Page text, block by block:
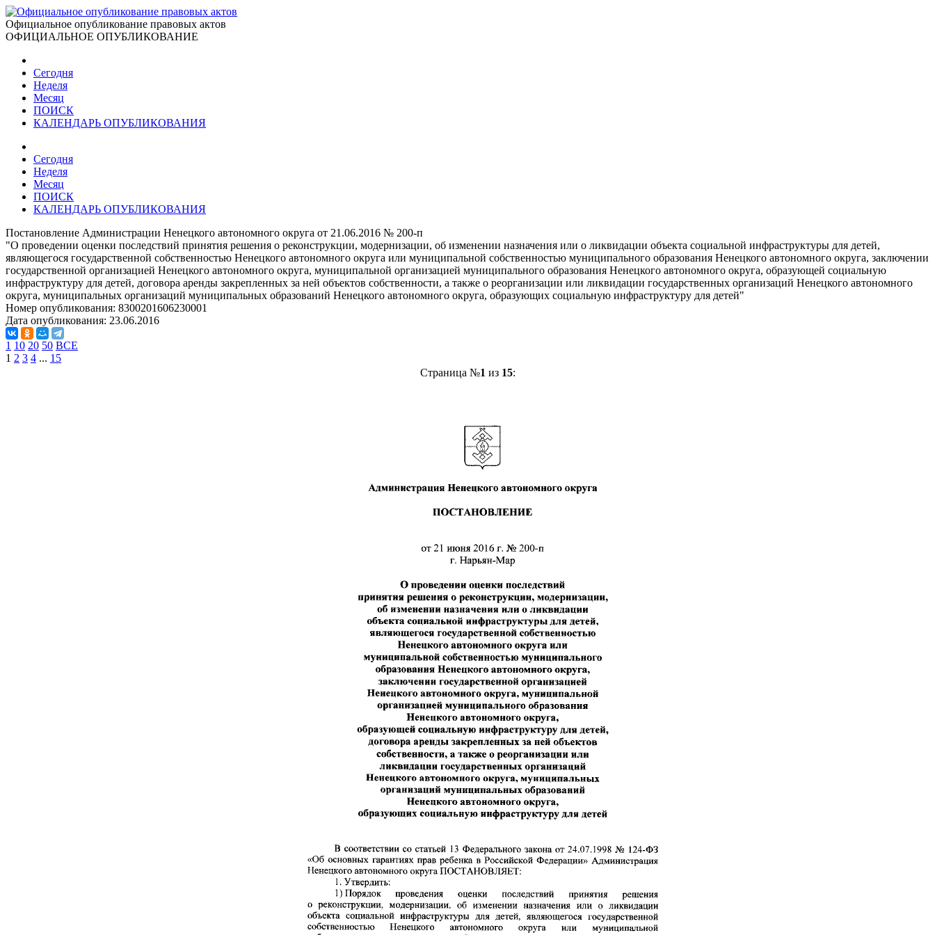
Официальное опубликование правовых актов
ОФИЦИАЛЬНОЕ ОПУБЛИКОВАНИЕ
Сегодня
Неделя
Месяц
ПОИСК
КАЛЕНДАРЬ ОПУБЛИКОВАНИЯ
Сегодня
Неделя
Месяц
ПОИСК
КАЛЕНДАРЬ ОПУБЛИКОВАНИЯ
Постановление Администрации Ненецкого автономного округа от 21.06.2016 № 200-п
"О проведении оценки последствий принятия решения о реконструкции, модернизации, об изменении назначения или о ликвидации объекта социальной инфраструктуры для детей,
являющегося государственной собственностью Ненецкого автономного округа или муниципальной собственностью муниципального образования Ненецкого автономного округа, заключении
государственной организацией Ненецкого автономного округа, муниципальной организацией муниципального образования Ненецкого автономного округа, образующей социальную
инфраструктуру для детей, договора аренды закрепленных за ней объектов собственности, а также о реорганизации или ликвидации государственных организаций Ненецкого автономного
округа, муниципальных организаций муниципальных образований Ненецкого автономного округа, образующих социальную инфраструктуру для детей"
Номер опубликования: 8300201606230001
Дата опубликования: 23.06.2016
1 10 20 50 ВСЕ
1 2 3 4 ... 15
Страница №1 из 15: